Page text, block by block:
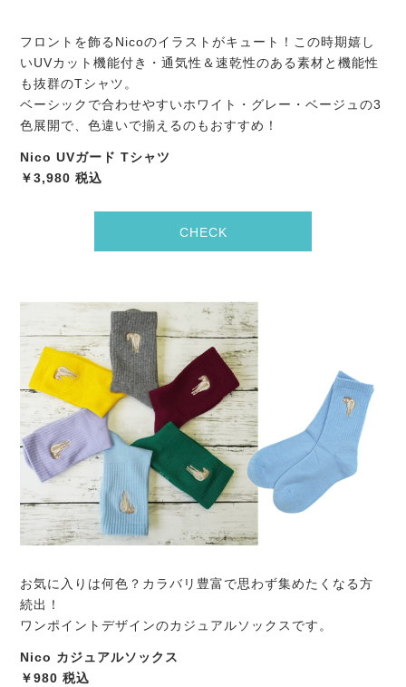
フロントを飾るNicoのイラストがキュート！この時期嬉し
いUVカット機能付き・通気性＆速乾性のある素材と機能性
も抜群のTシャツ。
ベーシックで合わせやすいホワイト・グレー・ベージュの3
色展開で、色違いで揃えるのもおすすめ！
Nico UVガード Tシャツ
￥3,980 税込
CHECK
お気に入りは何色？カラバリ豊富で思わず集めたくなる方
続出！
ワンポイントデザインのカジュアルソックスです。
Nico カジュアルソックス
￥980 税込